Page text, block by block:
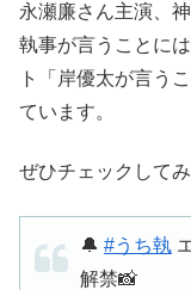
永瀬廉さん主演、
執事が言うことに
ト「岸優太が言う
ています。
ぜひチェックしてみ
🔔 #うち執
解禁📸